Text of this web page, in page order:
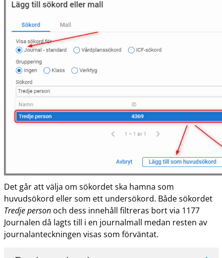
Det går att välja om sökordet ska hamna som
huvudsökord eller som ett undersökord. Både sökordet
Tredje personoch dess innehåll filtreras bort via 1177
Journalen då lagts till i en journalmall medan resten av
journalanteckningen visas som förväntat.